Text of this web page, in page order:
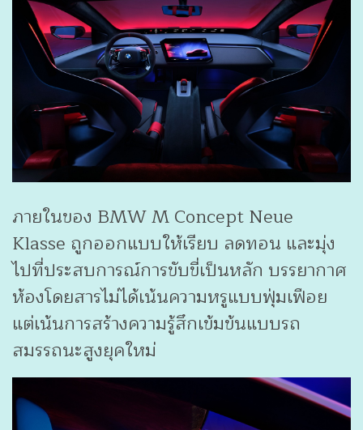
ภายในของ BMW M Concept Neue
Klasse ถูกออกแบบให้เรียบ ลดทอน และมุ่ง
ไปที่ประสบการณ์การขับขี่เป็นหลัก บรรยากาศ
ห้องโดยสารไม่ได้เน้นความหรูแบบฟุ่มเฟือย
แต่เน้นการสร้างความรู้สึกเข้มข้นแบบรถ
สมรรถนะสูงยุคใหม่